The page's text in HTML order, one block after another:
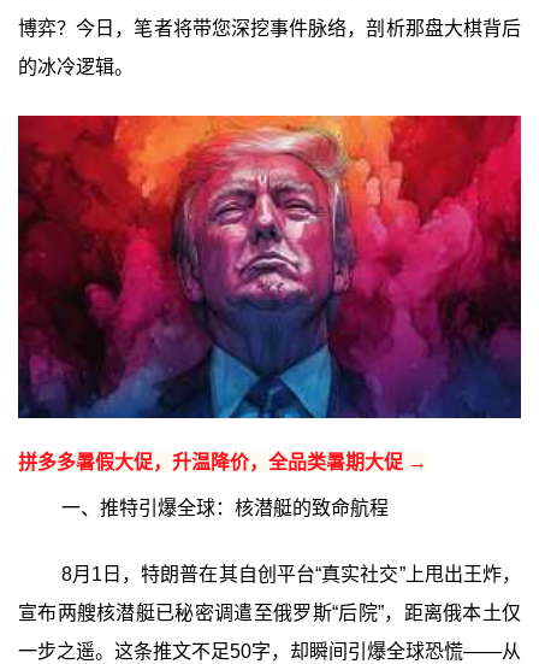
博弈？今日，笔者将带您深挖事件脉络，剖析那盘大棋背后
的冰冷逻辑。
拼多多暑假大促，升温降价，全品类暑期大促 →
一、推特引爆全球：核潜艇的致命航程
8月1日，特朗普在其自创平台“真实社交”上甩出王炸，
宣布两艘核潜艇已秘密调遣至俄罗斯“后院”，距离俄本土仅
一步之遥。这条推文不足50字，却瞬间引爆全球恐慌——从